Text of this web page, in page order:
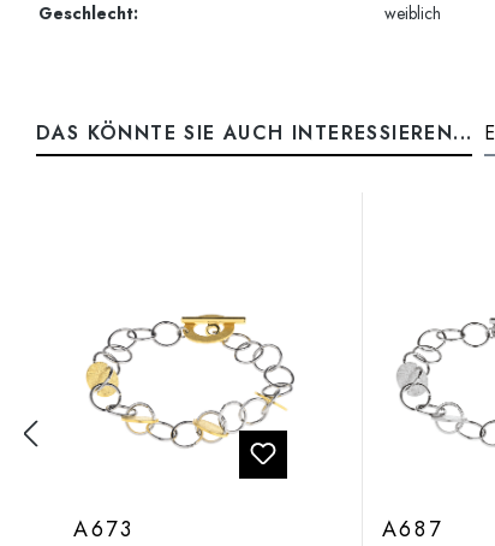
Geschlecht: weiblich
DAS KÖNNTE SIE AUCH INTERESSIEREN...
A673 A687